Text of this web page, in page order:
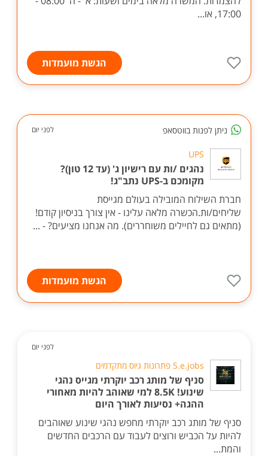
17:00, או...
הגשת מועמדות
ניתן לפנות בווטסאפ לפני יום
UPS
נהגים /ות עם רישיון ג' (עד 12 טון)?
מקומכם ב-UPS נתב"ג!
חברת השילוח המובילה בעולם מגייסת
שליחים/ות.הכשרה מלאה עלינו - אין צורך בניסיון קודם!
(מתאים גם לחיילים משוחררים). מה אנחנו מציעים? - ...
הגשת מועמדות
לפני יום
S.e.jobs פתרונות גיוס מתקדמים
סניף של מותג רכב יוקרתי מגייס נהגי
שינוע! 8.5K למי שאוהב להיות מאחורי
ההגה+ נסיעות לאורך היום
סניף של מותג רכב יוקרתי מחפש נהגי שינוע שאוהבים
להיות על הכביש ורוצים לעבוד עם הרכבים החדשים
והמת...